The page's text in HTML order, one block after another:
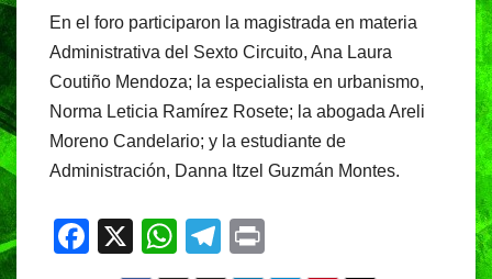
En el foro participaron la magistrada en materia
Administrativa del Sexto Circuito, Ana Laura
Coutiño Mendoza; la especialista en urbanismo,
Norma Leticia Ramírez Rosete; la abogada Areli
Moreno Candelario; y la estudiante de
Administración, Danna Itzel Guzmán Montes.
F
X
W
T